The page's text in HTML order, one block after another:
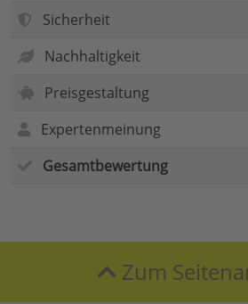
Sicherheit
Nachhaltigkeit
Preisgestaltung
Expertenmeinung
Gesamtbewertung
Zum